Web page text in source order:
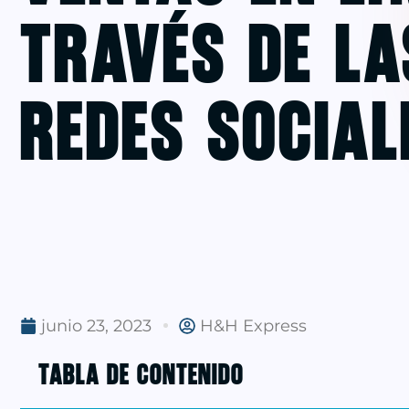
través de
Redes
junio 23, 2023 H&H Express
TABLA DE CONTENIDO